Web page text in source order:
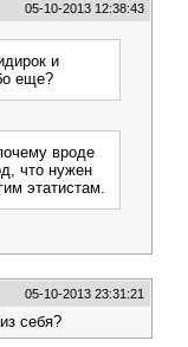
05-10-2013 12:38:43
и
еще?
вроде
что нужен
этатистам.
05-10-2013 23:31:21
себя?